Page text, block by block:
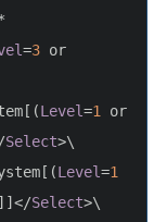
=3
Level=1
Select>\
Level=1
Select>\